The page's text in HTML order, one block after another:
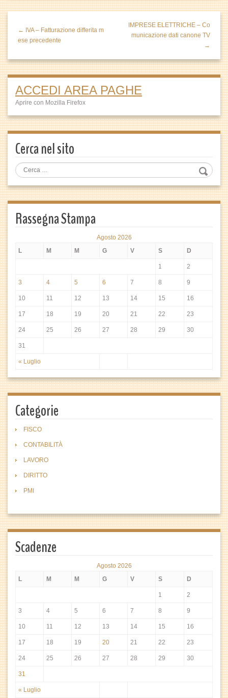
← IVA – Fatturazione differita m
ese precedente
IMPRESE ELETTRICHE – Co
municazione dati canone TV
→
ACCEDI AREA PAGHE
Aprire con Mozilla Firefox
Cerca nel sito
Rassegna Stampa
Agosto 2026
L
M M G V S D
« Luglio
1 2
3 4 5 6 7 8 9
10 11 12 13 14 15 16
17 18 19 20 21 22 23
24 25 26 27 28 29 30
31
Categorie
FISCO
CONTABILITÀ
LAVORO
DIRITTO
PMI
Scadenze
Agosto 2026
L
M M G V S D
« Luglio
1 2
3 4 5 6 7 8 9
10 11 12 13 14 15 16
17 18 19 20 21 22 23
24 25 26 27 28 29 30
31